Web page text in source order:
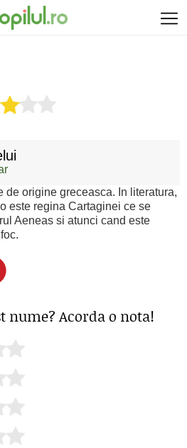
de origine greceasca. In literatura,
este regina Cartaginei ce se
Aeneas si atunci cand este
nume? Acorda o nota!